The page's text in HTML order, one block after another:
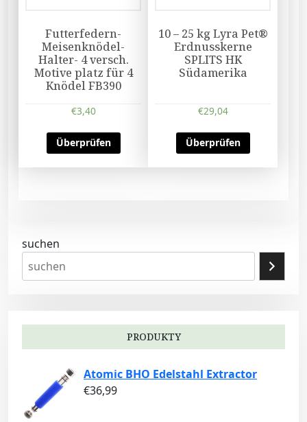
Futterfedern-
Meisenknödel-
Halter- 4 versch.
Motive platz für 4
Knödel FB390
€3,40
Überprüfen
10 – 25 kg Lyra Pet®
Erdnusskerne
SPLITS HK
Südamerika
€29,04
Überprüfen
suchen
PRODUKTY
Atomic BHO Edelstahl Extractor
€36,99